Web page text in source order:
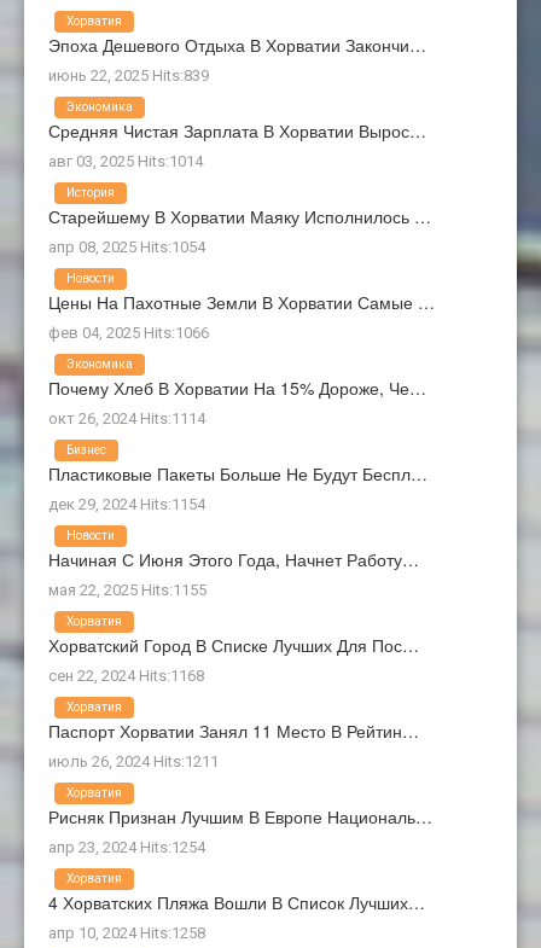
Эпоха Дешевого Отдыха В Хорватии Закончи…
июнь 22, 2025 Hits:839
Хорватия
Средняя Чистая Зарплата В Хорватии Вырос…
авг 03, 2025 Hits:1014
Экономика
Старейшему В Хорватии Маяку Исполнилось …
апр 08, 2025 Hits:1054
История
Цены На Пахотные Земли В Хорватии Самые …
фев 04, 2025 Hits:1066
Новости
Почему Хлеб В Хорватии На 15% Дороже, Че…
окт 26, 2024 Hits:1114
Экономика
Пластиковые Пакеты Больше Не Будут Беспл…
дек 29, 2024 Hits:1154
Бизнес
Начиная С Июня Этого Года, Начнет Работу…
мая 22, 2025 Hits:1155
Новости
Хорватский Город В Списке Лучших Для Пос…
сен 22, 2024 Hits:1168
Хорватия
Паспорт Хорватии Занял 11 Место В Рейтин…
июль 26, 2024 Hits:1211
Хорватия
Рисняк Признан Лучшим В Европе Националь…
апр 23, 2024 Hits:1254
Хорватия
4 Хорватских Пляжа Вошли В Список Лучших…
апр 10, 2024 Hits:1258
Хорватия